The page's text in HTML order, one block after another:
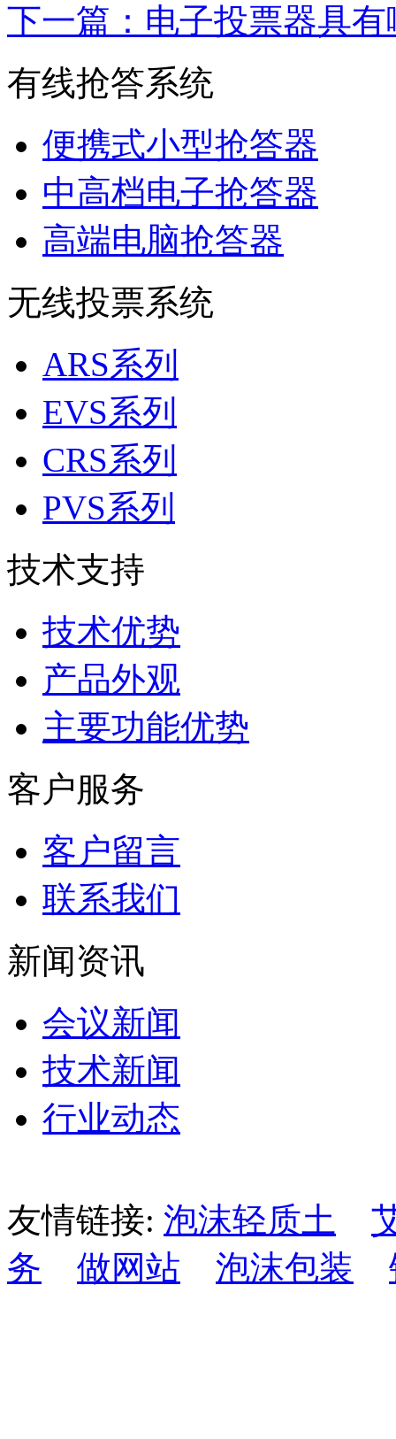
下一篇：电子投票器具
有线抢答系统
便携式小型抢答器
中高档电子抢答器
高端电脑抢答器
无线投票系统
ARS系列
EVS系列
CRS系列
PVS系列
技术支持
技术优势
产品外观
主要功能优势
客户服务
客户留言
联系我们
新闻资讯
会议新闻
技术新闻
行业动态
友情链接: 泡沫轻质土
务
做网站 泡沫包装